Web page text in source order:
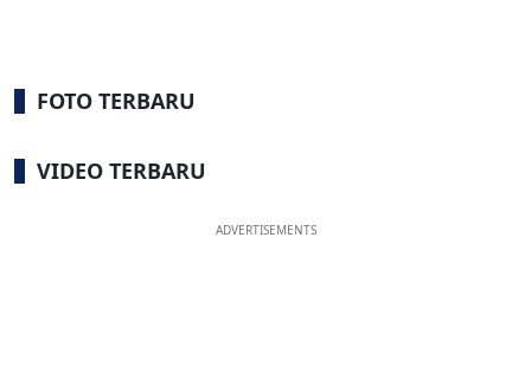
FOTO TERBARU
VIDEO TERBARU
ADVERTISEMENTS